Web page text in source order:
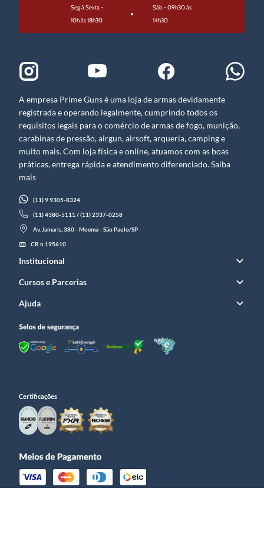
Seg à Sexta -
10h às 18h30
Sáb - 09h30 às
14h30
A empresa Prime Guns é uma loja de armas devidamente
registrada e operando legalmente, cumprindo todos os
requisitos legais para o comércio de armas de fogo, munição,
carabinas de pressão, airgun, airsoft, arqueria, camping e
muito mais. Com loja física e online, atuamos com as boas
práticas, entrega rápida e atendimento diferenciado. Saiba
mais
(11) 9 9305-8324
(11) 4380-5111 / (11) 2337-0258
Av. Jamaris, 380 - Moema - São Paulo/SP
CR n 195610
Institucional
Cursos e Parcerias
Ajuda
Certificações